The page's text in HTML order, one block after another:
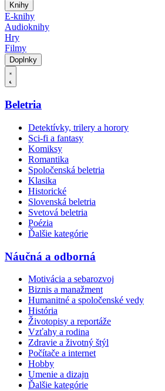
Knihy
E-knihy
Audioknihy
Hry
Filmy
Doplnky
Beletria
Detektívky, trilery a horory
Sci-fi a fantasy
Komiksy
Romantika
Spoločenská beletria
Klasika
Historické
Slovenská beletria
Svetová beletria
Poézia
Ďalšie kategórie
Náučná a odborná
Motivácia a sebarozvoj
Biznis a manažment
Humanitné a spoločenské vedy
História
Životopisy a reportáže
Vzťahy a rodina
Zdravie a životný štýl
Počítače a internet
Hobby
Umenie a dizajn
Ďalšie kategórie